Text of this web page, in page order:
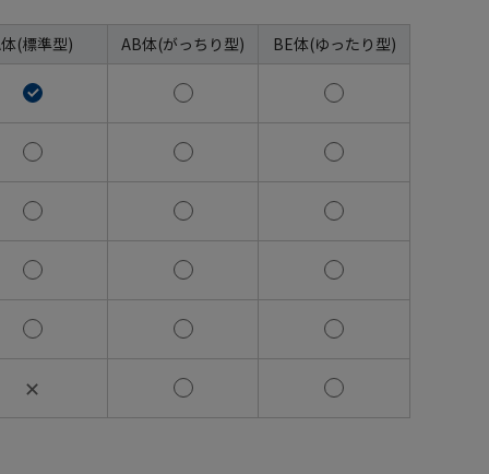
(標準型) AB体(がっちり型) BE体(ゆったり型)
✕